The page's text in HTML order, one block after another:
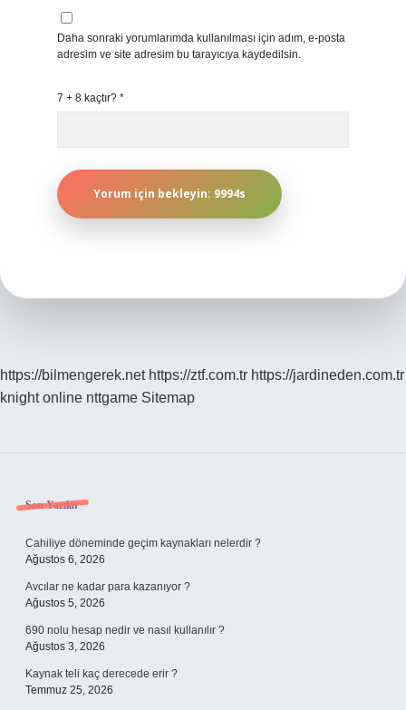
Daha sonraki yorumlarımda kullanılması için adım, e-posta
adresim ve site adresim bu tarayıcıya kaydedilsin.
7 + 8 kaçtır? *
https://bilmengerek.net https://ztf.com.tr https://jardineden.com.tr
knight online nttgame Sitemap
Sidebar
Son Yazılar
Cahiliye döneminde geçim kaynakları nelerdir ?
Ağustos 6, 2026
Avcılar ne kadar para kazanıyor ?
Ağustos 5, 2026
690 nolu hesap nedir ve nasıl kullanılır ?
Ağustos 3, 2026
Kaynak teli kaç derecede erir ?
Temmuz 25, 2026